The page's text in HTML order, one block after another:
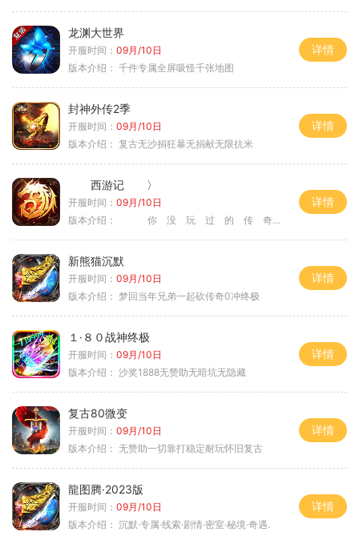
龙渊大世界
开服时间： 09月/10日
版本介绍： 千件专属全屏吸怪千张地图
详情
封神外传2季
开服时间： 09月/10日
版本介绍： 复古无沙捐狂暴无捐献无限抗米
详情
西游记 〉
开服时间： 09月/10日
版本介绍：
你 没 玩 过 的 传 奇 〉
详情
新熊猫沉默
开服时间： 09月/10日
版本介绍： 梦回当年兄弟一起砍传奇0冲终极
详情
１·８０战神终极
开服时间： 09月/10日
版本介绍： 沙奖1888无赞助无暗坑无隐藏
详情
复古80微变
开服时间： 09月/10日
版本介绍： 无赞助一切靠打稳定耐玩怀旧复古
详情
龍图腾·2023版
开服时间： 09月/10日
版本介绍： 沉默·专属·线索·剧情·密室·秘境·奇遇.
详情